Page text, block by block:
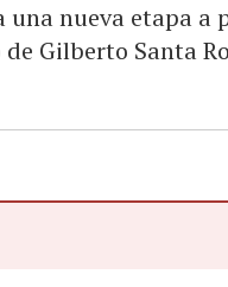
nueva etapa a
Gilberto Santa